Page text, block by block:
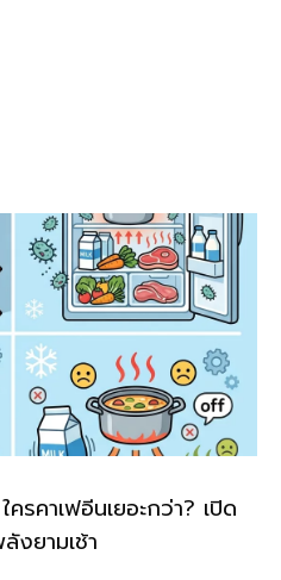
รคาเฟอีนเยอะกว่า? เปิด
งยามเช้า